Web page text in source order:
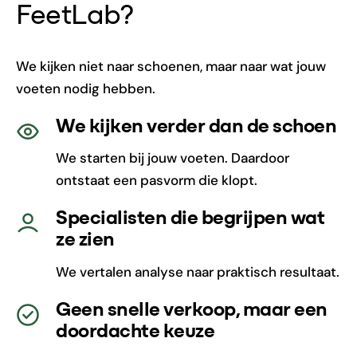
FeetLab?
We kijken niet naar schoenen, maar naar wat jouw
voeten nodig hebben.
We kijken verder dan de schoen
We starten bij jouw voeten. Daardoor
ontstaat een pasvorm die klopt.
Specialisten die begrijpen wat
ze zien
We vertalen analyse naar praktisch resultaat.
Geen snelle verkoop, maar een
doordachte keuze